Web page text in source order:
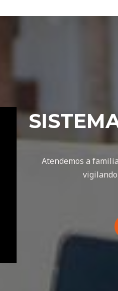
Atendemos a